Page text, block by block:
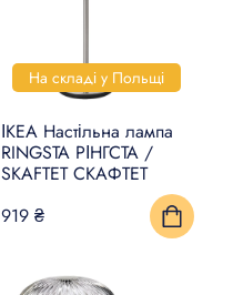
На складі у Польщі
ІКЕА Настільна лампа
RINGSTA РІНГСТА /
SKAFTET СКАФТЕТ
919 ₴